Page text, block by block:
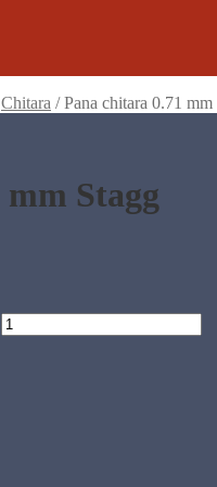
Chitara /Pana chitara 0.71 mm
Stagg